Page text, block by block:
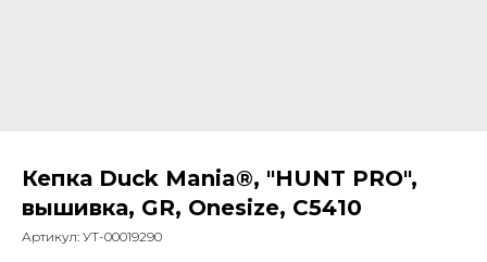
Кепка Duck Mania®, "HUNT PRO",
вышивка, GR, Onesize, С5410
Артикул: УТ-00019290